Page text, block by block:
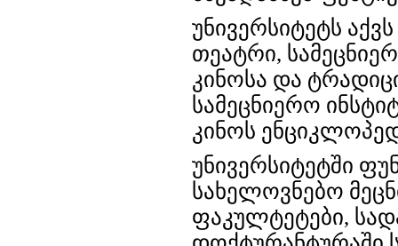
უნივერსიტეტს
თეატრი,
კინოსა და
სამეცნიერო
კინოს
უნივერსიტეტში
სახელოვნებო
ფაკულტეტები,